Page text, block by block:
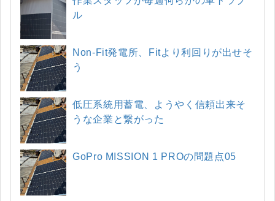
ル
Non-Fit発電所、Fitより利回りが出せそ
う
低圧系統用蓄電、ようやく信頼出来そ
うな企業と繋がった
GoPro MISSION 1 PROの問題点05